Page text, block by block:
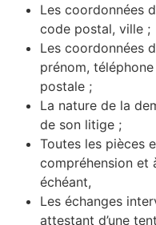
Les coordonnées
code postal, ville ;
Les coordonnées
prénom,
postale ;
La nature de la
de son litige ;
Toutes les pièces
compréhension et
échéant,
Les échanges
attestant d’une